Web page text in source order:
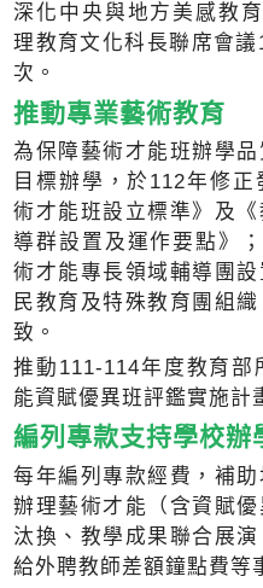
深化中央與地方美感教
理教育文化科長聯席會
次。
推動專業藝術教育
為保障藝術才能班辦學
目標辦學，於112年修
術才能班設立標準》及
導群設置及運作要點》
術才能專長領域輔導團
民教育及特殊教育團組
致。
推動111-114年度教育
能資賦優異班評鑑實施計
編列專款支持學校辦
每年編列專款經費，補
辦理藝術才能（含資賦
汰換、教學成果聯合展
給外聘教師差額鐘點費等